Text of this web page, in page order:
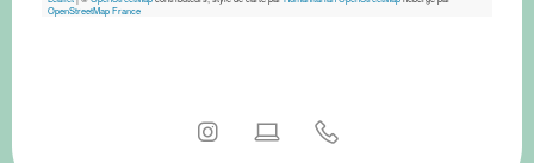
OpenStreetMap France